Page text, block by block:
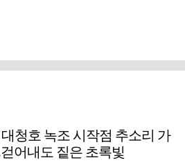
청호 녹조 시작점 추소리 가
어내도 짙은 초록빛